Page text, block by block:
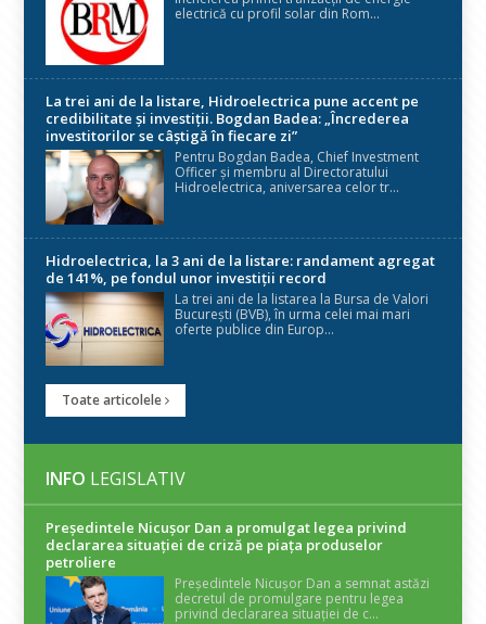
electrică cu profil solar din Rom...
La trei ani de la listare, Hidroelectrica pune accent pe
credibilitate și investiții. Bogdan Badea: „Încrederea
investitorilor se câștigă în fiecare zi”
Pentru Bogdan Badea, Chief Investment
Officer și membru al Directoratului
Hidroelectrica, aniversarea celor tr...
Hidroelectrica, la 3 ani de la listare: randament agregat
de 141%, pe fondul unor investiții record
La trei ani de la listarea la Bursa de Valori
București (BVB), în urma celei mai mari
oferte publice din Europ...
Toate articolele
INFO LEGISLATIV
Președintele Nicuşor Dan a promulgat legea privind
declararea situaţiei de criză pe piaţa produselor
petroliere
Președintele Nicușor Dan a semnat astăzi
decretul de promulgare pentru legea
privind declararea situației de c...